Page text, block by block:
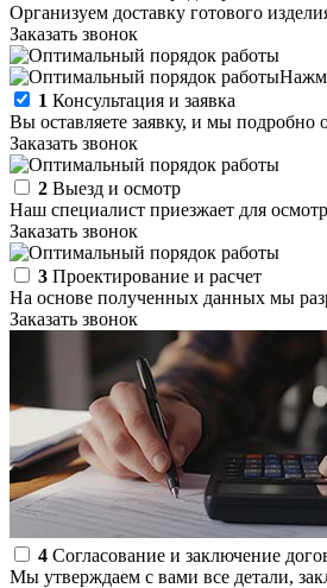
Организуем доставку готового
Заказать звонок
1 Консультация и заявка
Вы оставляете заявку, и мы подробно
Заказать звонок
2 Выезд и осмотр
Наш специалист приезжает для
Заказать звонок
3 Проектирование и расчет
На основе полученных данных мы
Заказать звонок
4 Согласование и заключение
Мы утверждаем с вами все детали,